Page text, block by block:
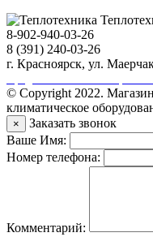
8-902-940-03-26
8 (391) 240-03-26
г. Красноярск, ул.
© Copyright 2022.
климатическое
×
Заказать звонок
Ваше Имя:
Номер телефона:
Комментарий: